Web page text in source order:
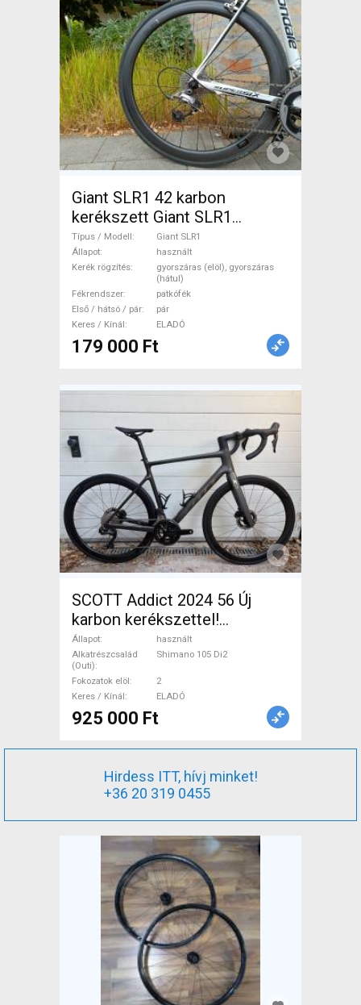
Giant SLR1 42 karbon
kerékszett Giant SLR1
Országúti / Gravel / Triatlon
Alkatrész, Országúti Kerék /
Felni / Gumi használt ELADÓ
Típus / Modell
Giant SLR1
Állapot
használt
Kerék rögzítés
gyorszáras (elöl), gyorszáras
(hátul)
Fékrendszer
patkófék
Első / hátsó / pár
pár
Keres / Kínál
ELADÓ
179 000 Ft
SCOTT Addict 2024 56 Új
karbon kerékszettel!
Országúti Shimano 105 Di2
tárcsafék használt ELADÓ
Állapot
használt
Alkatrészcsalád
(Outi)
Shimano 105 Di2
Fokozatok elöl
2
Keres / Kínál
ELADÓ
925 000 Ft
Hirdess ITT, hívj minket!
+36 20 319 0455